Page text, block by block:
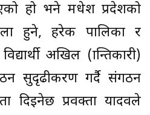
हो भने मधेश प्रदेशको
हुने, हरेक पालिका र
अखिल (क्रान्तिकारी)
सुदृढीकरण गर्दै संगठन
दिइनेछ प्रवक्ता यादवले